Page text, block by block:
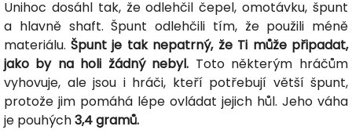
Unihoc dosáhl tak, že odlehčil čepel, omotávku, špunt
a hlavně shaft. Špunt odlehčili tím, že použili méně
materiálu. Špunt je tak nepatrný, že Ti může připadat,
jako by na holi žádný nebyl. Toto některým hráčům
vyhovuje, ale jsou i hráči, kteří potřebují větší špunt,
protože jim pomáhá lépe ovládat jejich hůl. Jeho váha
je pouhých3,4 gramů.